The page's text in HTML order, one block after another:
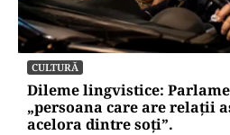
CULTURĂ
Dileme lingvistice:
„persoana care are relații
acelora dintre soți”.